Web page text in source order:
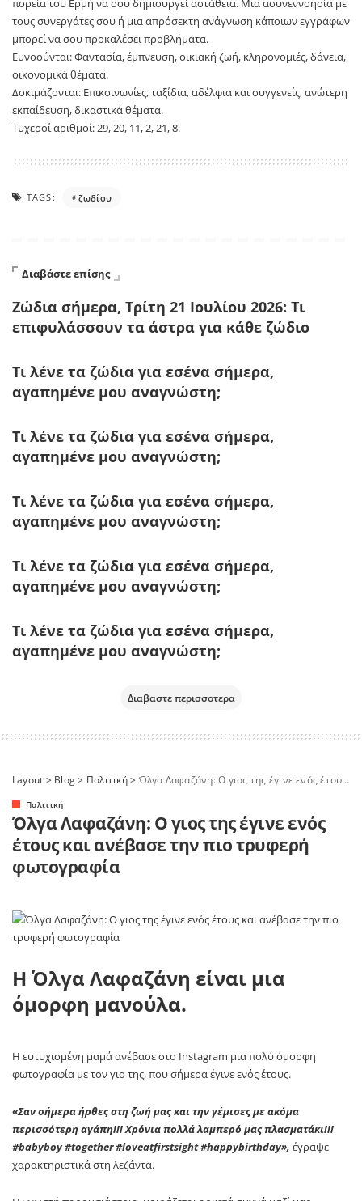
πορεία του Ερμή να σου δημιουργεί αστάθεια. Μια ασυνεννοησία με
τους συνεργάτες σου ή μια απρόσεκτη ανάγνωση κάποιων εγγράφων
μπορεί να σου προκαλέσει προβλήματα.
Ευνοούνται: Φαντασία, έμπνευση, οικιακή ζωή, κληρονομιές, δάνεια,
οικονομικά θέματα.
Δοκιμάζονται: Επικοινωνίες, ταξίδια, αδέλφια και συγγενείς, ανώτερη
εκπαίδευση, δικαστικά θέματα.
Τυχεροί αριθμοί: 29, 20, 11, 2, 21, 8.
TAGS: ζωδίου
Διαβάστε επίσης
Ζώδια σήμερα, Τρίτη 21 Ιουλίου 2026: Τι
επιφυλάσσουν τα άστρα για κάθε ζώδιο
Τι λένε τα ζώδια για εσένα σήμερα,
αγαπημένε μου αναγνώστη;
Τι λένε τα ζώδια για εσένα σήμερα,
αγαπημένε μου αναγνώστη;
Τι λένε τα ζώδια για εσένα σήμερα,
αγαπημένε μου αναγνώστη;
Τι λένε τα ζώδια για εσένα σήμερα,
αγαπημένε μου αναγνώστη;
Τι λένε τα ζώδια για εσένα σήμερα,
αγαπημένε μου αναγνώστη;
Διαβαστε περισσοτερα
Layout > Blog> Πολιτική> Όλγα Λαφαζάνη: Ο γιος της έγινε ενός έτους και ανέβασε την πιο τρυφερή φωτογραφία
Πολιτική
Όλγα Λαφαζάνη: Ο γιος της έγινε ενός
έτους και ανέβασε την πιο τρυφερή
φωτογραφία
Η Όλγα Λαφαζάνη είναι μια
όμορφη μανούλα.
Η ευτυχισμένη μαμά ανέβασε στο Instagram μια πολύ όμορφη
φωτογραφία με τον γιο της, που σήμερα έγινε ενός έτους.
«Σαν σήμερα ήρθες στη ζωή μας και την γέμισες με ακόμα
περισσότερη αγάπη!!! Χρόνια πολλά λαμπερό μας πλασματάκι!!!
#babyboy #together #loveatfirstsight #happybirthday», έγραψε
χαρακτηριστικά στη λεζάντα.